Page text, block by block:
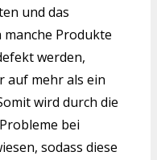
und das
Produkte
werden,
auf mehr als ein
wird durch die
bei
sodass diese